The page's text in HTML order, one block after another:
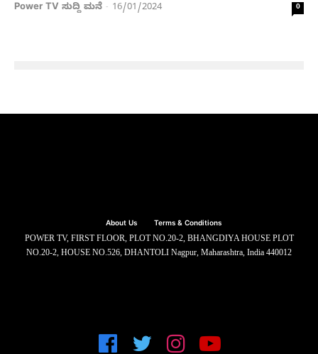
Power TV ಸುದ್ದಿ ಮನೆ - 16/01/2024 0
About Us Terms & Conditions
POWER TV, FIRST FLOOR, PLOT NO.20-2, BHANGDIYA HOUSE PLOT
NO.20-2, HOUSE NO.526, DHANTOLI Nagpur, Maharashtra, India 440012